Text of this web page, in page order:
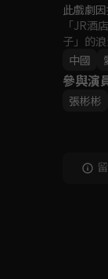
此戲劇
「JR酒
子」的
中國
參與演
張彬彬